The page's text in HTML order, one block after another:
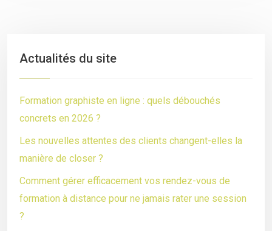
Actualités du site
Formation graphiste en ligne : quels débouchés
concrets en 2026 ?
Les nouvelles attentes des clients changent-elles la
manière de closer ?
Comment gérer efficacement vos rendez-vous de
formation à distance pour ne jamais rater une session
?